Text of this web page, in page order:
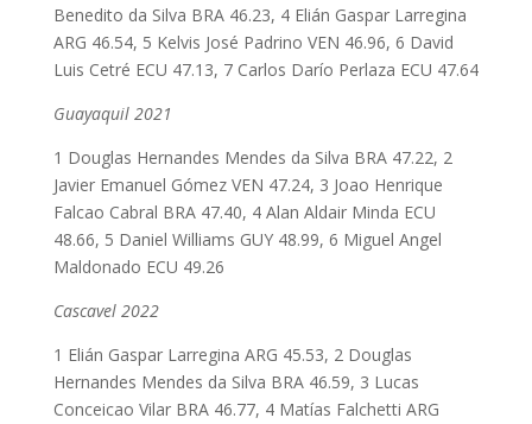
Benedito da Silva BRA 46.23, 4 Elián Gaspar Larregina
ARG 46.54, 5 Kelvis José Padrino VEN 46.96, 6 David
Luis Cetré ECU 47.13, 7 Carlos Darío Perlaza ECU 47.64
Guayaquil 2021
1 Douglas Hernandes Mendes da Silva BRA 47.22, 2
Javier Emanuel Gómez VEN 47.24, 3 Joao Henrique
Falcao Cabral BRA 47.40, 4 Alan Aldair Minda ECU
48.66, 5 Daniel Williams GUY 48.99, 6 Miguel Angel
Maldonado ECU 49.26
Cascavel 2022
1 Elián Gaspar Larregina ARG 45.53, 2 Douglas
Hernandes Mendes da Silva BRA 46.59, 3 Lucas
Conceicao Vilar BRA 46.77, 4 Matías Falchetti ARG